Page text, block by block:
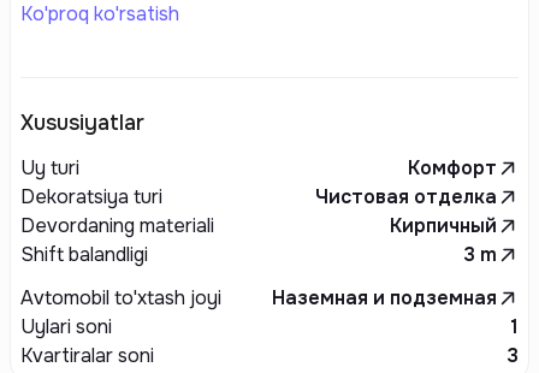
благоустроенные дворы, детские площадки, зоны для отдыха и
Ko'proq ko'rsatish
Xususiyatlar
Uy turi
Комфорт
Dekoratsiya turi
Чистовая отделка
Devordaning materiali
Кирпичный
Shift balandligi
3 m
Avtomobil to'xtash joyi
Наземная и подземная
Uylari soni
1
Kvartiralar soni
3